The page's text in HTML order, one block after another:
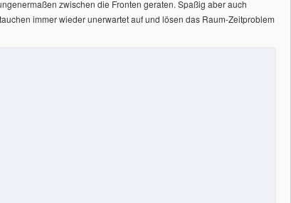
zwischen die Fronten geraten. Spaßig aber auch
immer wieder unerwartet auf und lösen das Raum-Zeitproblem